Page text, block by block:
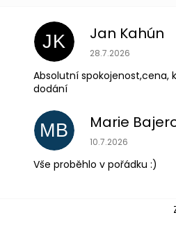
JK Jan Kahún
Hodnocení
28.7.2026
Absolutní spokojenost,cena,
dodání
MB Marie
Hodnocení
10.7.2026
Vše proběhlo v pořádku :)